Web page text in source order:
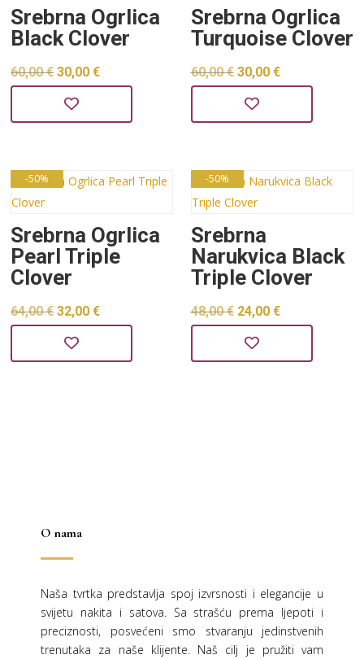
Srebrna Ogrlica
Black Clover
60,00€ Izvorna
cijena
bila
60,00 €.
30,00€
je:
Srebrna Ogrlica
Turquoise Clover
60,00€ Izvorna
cijena
bila
60,00 €.
30,00 €
je:
-50%
Srebrna Ogrlica
Pearl Triple
Clover
64,00€ Izvorna
cijena
bila
32,00€
je:
-50%
Srebrna
Narukvica Black
Triple Clover
48,00€ Izvorna
cijena
bila
24,00 €
je:
O nama
Naša tvrtka predstavlja spoj izvrsnosti i elegancije u
svijetu nakita i satova. Sa strašću prema ljepoti i
preciznosti, posvećeni smo stvaranju jedinstvenih
trenutaka za naše klijente. Naš cilj je pružiti vam